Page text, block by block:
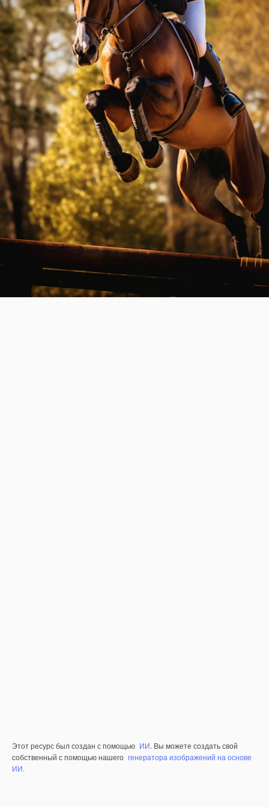
Этот ресурс был создан с помощью ИИ. Вы можете создать свой
собственный с помощью нашего генератора изображений на основе
ИИ.